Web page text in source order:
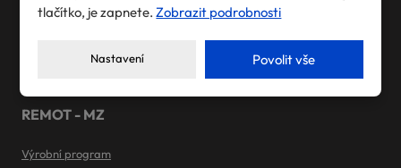
Možnosti výroby
REMOT - MZ
Výrobní program
tlačítko, je zapnete.Zobrazit podrobnosti
Nastavení Povolit vše